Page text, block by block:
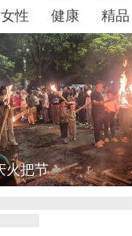
女性 健康 精品
图集
江西铅山：